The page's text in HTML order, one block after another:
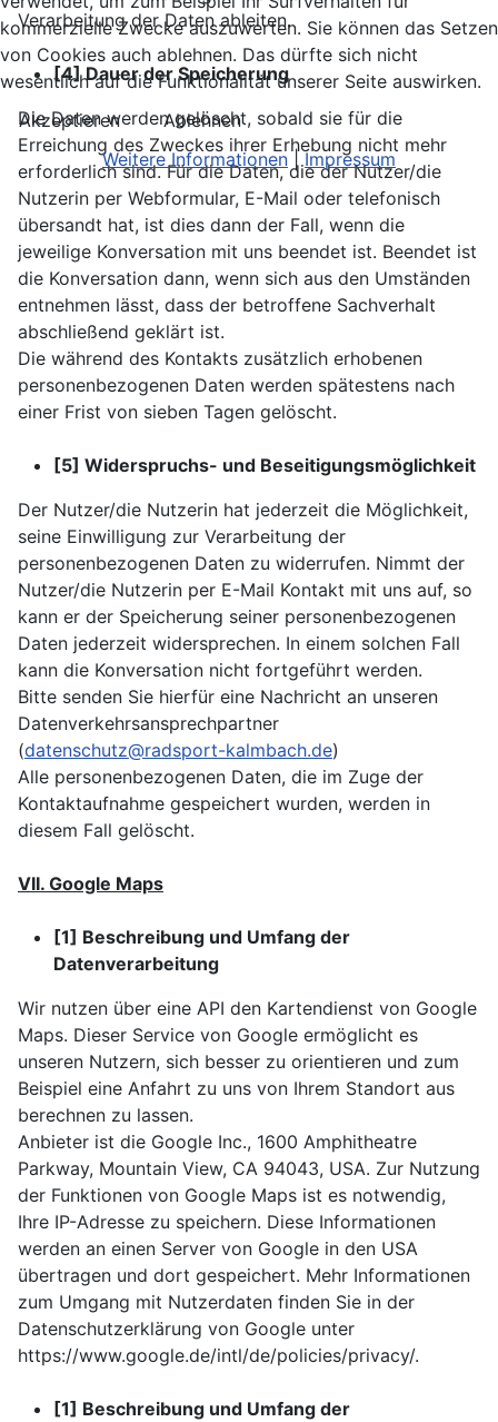
Verarbeitung der Daten ableiten.
[4] Dauer der Speicherung
Die Daten werden gelöscht, sobald sie für die
Erreichung des Zweckes ihrer Erhebung nicht mehr
erforderlich sind. Für die Daten, die der Nutzer/die
Nutzerin per Webformular, E-Mail oder telefonisch
übersandt hat, ist dies dann der Fall, wenn die
jeweilige Konversation mit uns beendet ist. Beendet ist
die Konversation dann, wenn sich aus den Umständen
entnehmen lässt, dass der betroffene Sachverhalt
abschließend geklärt ist.
Die während des Kontakts zusätzlich erhobenen
personenbezogenen Daten werden spätestens nach
einer Frist von sieben Tagen gelöscht.
[5] Widerspruchs- und Beseitigungsmöglichkeit
Der Nutzer/die Nutzerin hat jederzeit die Möglichkeit,
seine Einwilligung zur Verarbeitung der
personenbezogenen Daten zu widerrufen. Nimmt der
Nutzer/die Nutzerin per E-Mail Kontakt mit uns auf, so
kann er der Speicherung seiner personenbezogenen
Daten jederzeit widersprechen. In einem solchen Fall
kann die Konversation nicht fortgeführt werden.
Bitte senden Sie hierfür eine Nachricht an unseren
Datenverkehrsansprechpartner
(datenschutz@radsport-kalmbach.de)
Alle personenbezogenen Daten, die im Zuge der
Kontaktaufnahme gespeichert wurden, werden in
diesem Fall gelöscht.
VII. Google Maps
[1] Beschreibung und Umfang der
Datenverarbeitung
Wir nutzen über eine API den Kartendienst von Google
Maps. Dieser Service von Google ermöglicht es
unseren Nutzern, sich besser zu orientieren und zum
Beispiel eine Anfahrt zu uns von Ihrem Standort aus
berechnen zu lassen.
Anbieter ist die Google Inc., 1600 Amphitheatre
Parkway, Mountain View, CA 94043, USA. Zur Nutzung
der Funktionen von Google Maps ist es notwendig,
Ihre IP-Adresse zu speichern. Diese Informationen
werden an einen Server von Google in den USA
übertragen und dort gespeichert. Mehr Informationen
zum Umgang mit Nutzerdaten finden Sie in der
Datenschutzerklärung von Google unter
https://www.google.de/intl/de/policies/privacy/.
[1] Beschreibung und Umfang der
kommerzielle Zwecke auszuwerten. Sie können das Setzen
von Cookies auch ablehnen. Das dürfte sich nicht
wesentlich auf die Funktionalität unserer Seite auswirken.
Akzeptieren
Ablehnen
Weitere Informationen|Impressum